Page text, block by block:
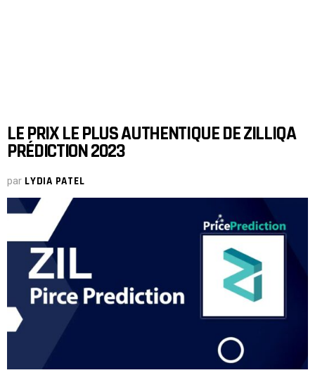
LE PRIX LE PLUS AUTHENTIQUE DE ZILLIQA
PRÉDICTION 2023
par LYDIA PATEL